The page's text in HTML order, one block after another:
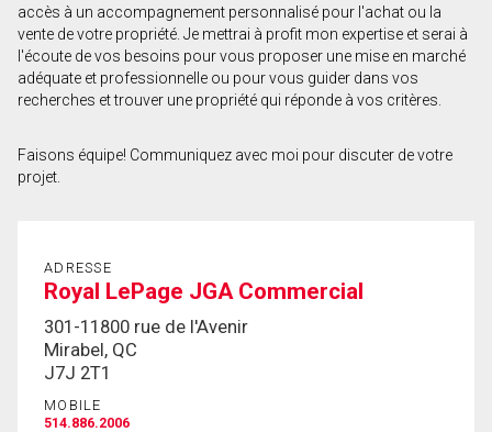
Téléphone
(Optionnel)
Message
En cliquant sur le bouton « soumettre », vous
accès à un accompagnement personnalisé pour l'achat ou la
vente de votre propriété. Je mettrai à profit mon expertise et serai à
l'écoute de vos besoins pour vous proposer une mise en marché
adéquate et professionnelle ou pour vous guider dans vos
recherches et trouver une propriété qui réponde à vos critères.
Faisons équipe! Communiquez avec moi pour discuter de votre
projet.
ADRESSE
Royal LePage JGA Commercial
301-11800 rue de l'Avenir
Mirabel, QC
J7J 2T1
MOBILE
514.886.2006